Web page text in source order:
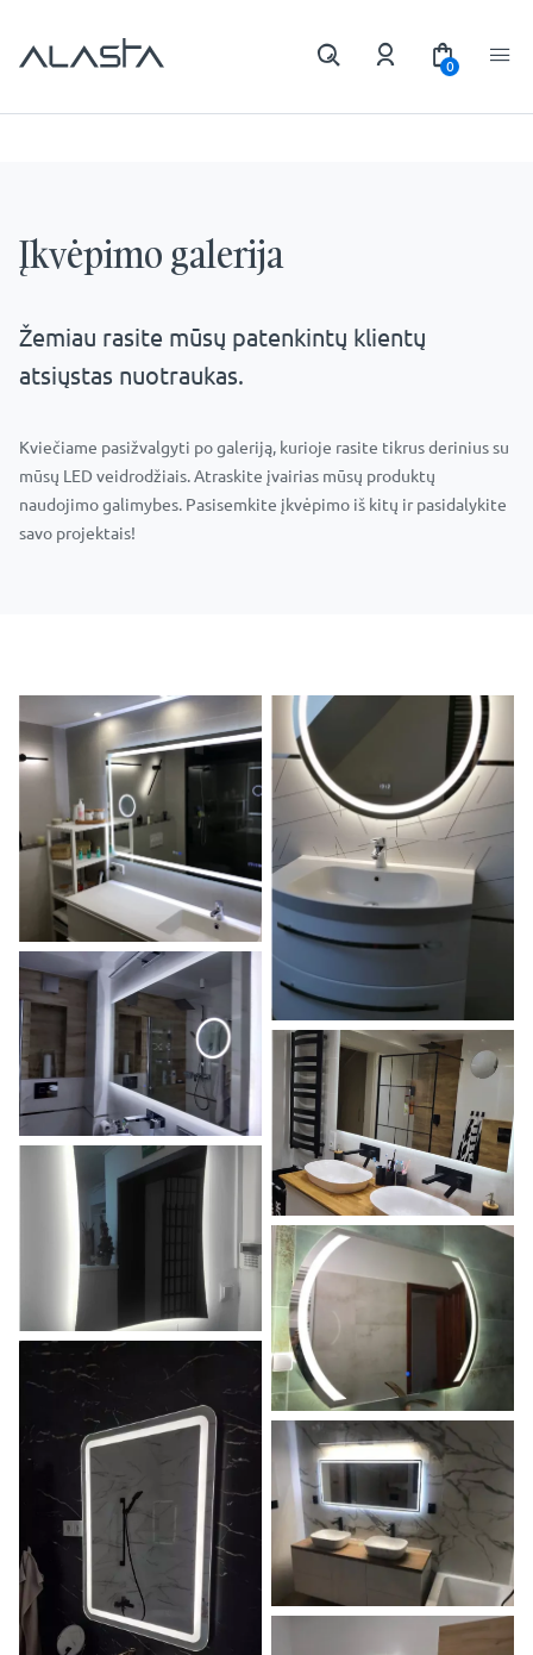
0
Įkvėpimo galerija
Žemiau rasite mūsų patenkintų klientų
atsiųstas nuotraukas.
Kviečiame pasižvalgyti po galeriją, kurioje rasite tikrus derinius su
mūsų LED veidrodžiais. Atraskite įvairias mūsų produktų
naudojimo galimybes. Pasisemkite įkvėpimo iš kitų ir pasidalykite
savo projektais!